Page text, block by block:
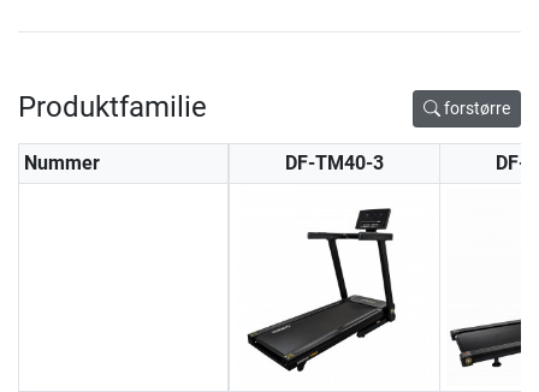
Produktfamilie forstørre
Nummer DF-TM40-3 DF-